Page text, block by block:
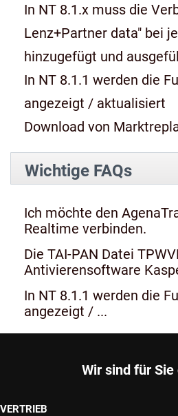
In NT 8.1.x muss die
Lenz+Partner data" bei
hinzugefügt und
In NT 8.1.1 werden die
angezeigt / aktualisiert
Download von
Wichtige FAQs
Ich möchte den
Realtime verbinden.
Die TAI-PAN Datei
Antivierensoftware
In NT 8.1.1 werden die
angezeigt / ...
Wir sind für Sie
VERTRIEB